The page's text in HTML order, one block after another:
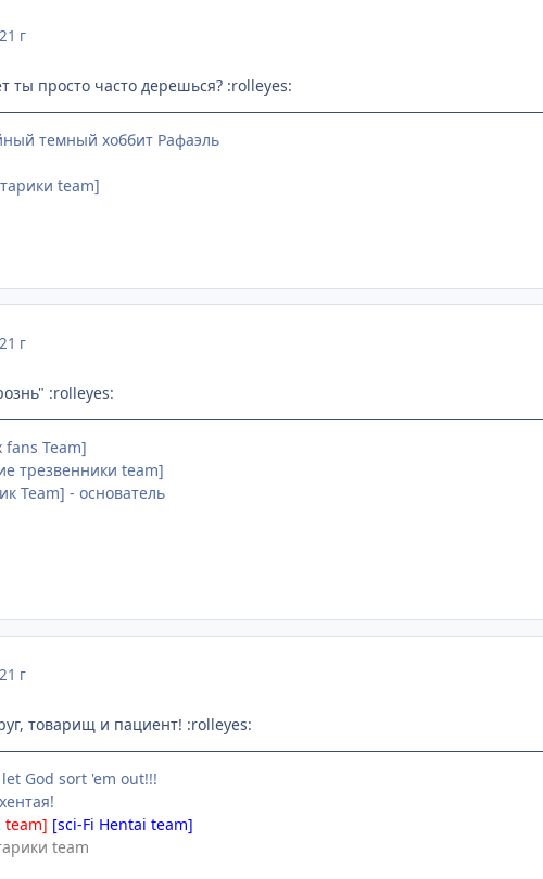
21 г
ты просто часто дерешься? :rolleyes:
темный хоббит Рафаэль
team]
21 г
:rolleyes:
fans Team]
трезвенники team]
Team] - основатель
21 г
товарищ и пациент! :rolleyes:
God sort 'em out!!!
[sci-Fi Hentai team]
team